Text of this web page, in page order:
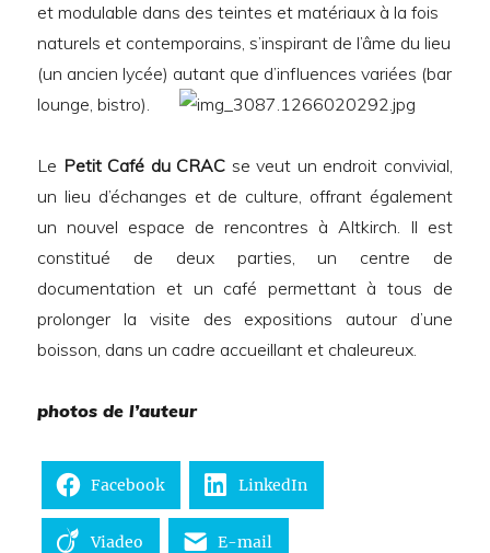
et modulable dans des teintes et matériaux à la fois
naturels et contemporains, s’inspirant de l’âme du lieu
(un ancien lycée) autant que d’influences variées (bar
lounge, bistro).
Le Petit Café du CRAC se veut un endroit convivial,
un lieu d’échanges et de culture, offrant également
un nouvel espace de rencontres à Altkirch. Il est
constitué de deux parties, un centre de
documentation et un café permettant à tous de
prolonger la visite des expositions autour d’une
boisson, dans un cadre accueillant et chaleureux.
photos de l’auteur
Facebook LinkedIn
Viadeo E-mail